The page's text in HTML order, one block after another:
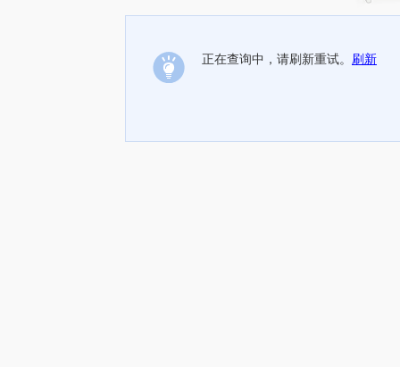
正在查询中，请刷新重试。 刷新